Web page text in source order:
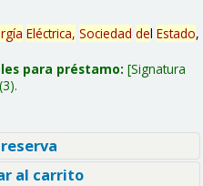
Eléctrica, Sociedad del Estado,
para préstamo: Signatura
(3).
al carrito